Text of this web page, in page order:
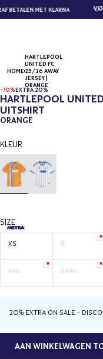
BETALEN MET KLARNA
HOME
HARTLEPOOL
UNITED FC
25/26 AWAY
JERSEY |
ORANGE
-70%EXTRA 20%
HARTLEPOOL
UITSHIRT
ORANGE
KLEUR
SIZE
XS S
XXL XXXL
20% EXTRA ON SALE -
AAN WINKELWAGEN